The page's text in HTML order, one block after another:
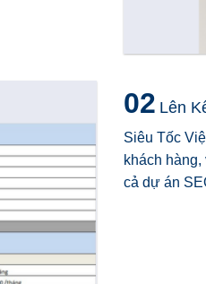
02 Lên
Siêu Tốc
khách
cả dự án